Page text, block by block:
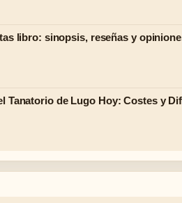
libro: sinopsis, reseñas y
Tanatorio de Lugo Hoy: Costes y